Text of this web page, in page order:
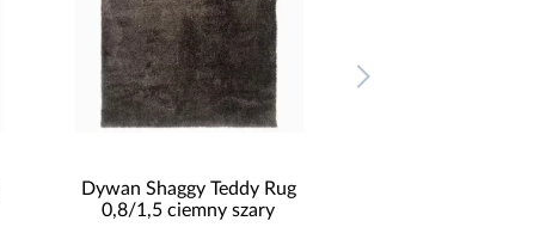
Dywan Shaggy Teddy Rug
0,8/1,5 ciemny szary